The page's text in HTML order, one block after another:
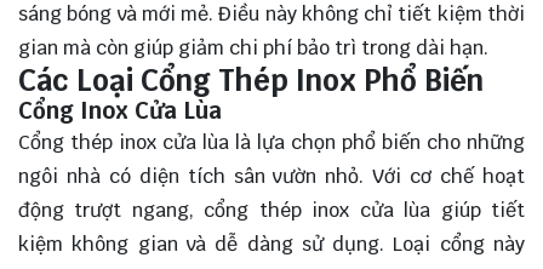
sáng bóng và mới mẻ. Điều này không chỉ tiết kiệm thời
gian mà còn giúp giảm chi phí bảo trì trong dài hạn.
Các Loại Cổng Thép Inox Phổ Biến
Cổng Inox Cửa Lùa
Cổng thép inox cửa lùa là lựa chọn phổ biến cho những
ngôi nhà có diện tích sân vườn nhỏ. Với cơ chế hoạt
động trượt ngang, cổng thép inox cửa lùa giúp tiết
kiệm không gian và dễ dàng sử dụng. Loại cổng này